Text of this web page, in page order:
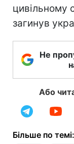
цивільному
загинув
Не
Або
Більше по темі: